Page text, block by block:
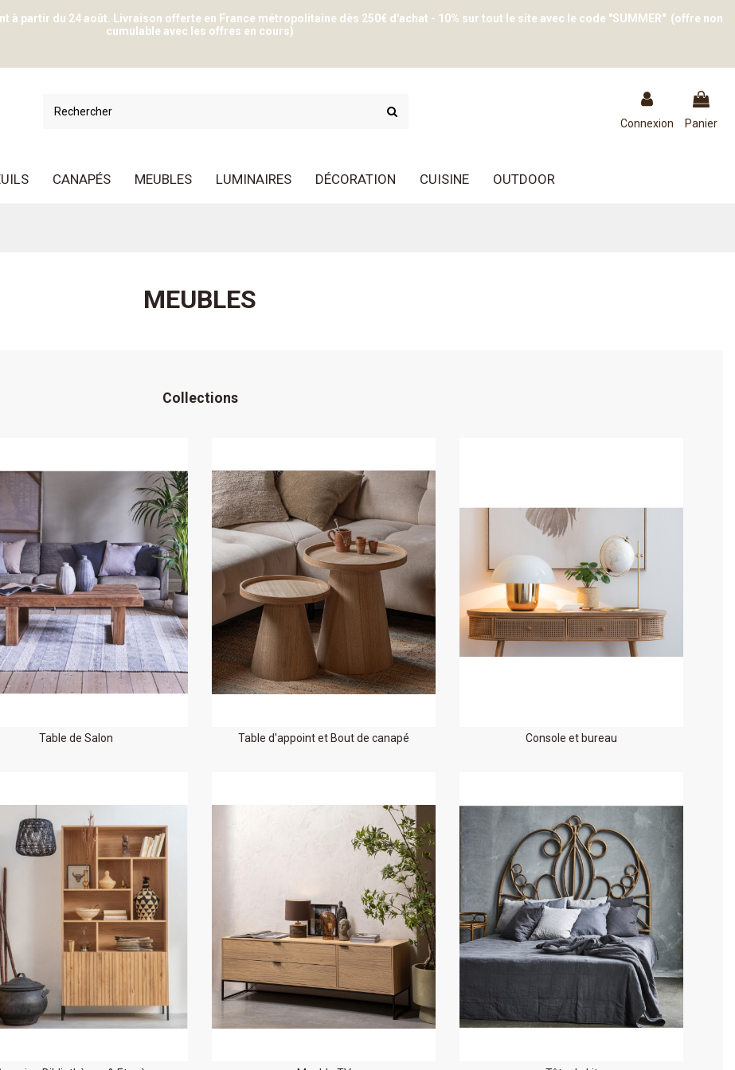
partir du 24 août. Livraison offerte en France métropolitaine dès 250€ d'achat - 10% sur tout le site avec le code "SUMMER" (offre non
cumulable avec les offres en cours)
Connexion Panier
CANAPÉS MEUBLES LUMINAIRES DÉCORATION CUISINE OUTDOOR
MEUBLES
Collections
Table de Salon Table d'appoint et Bout de canapé Console et bureau